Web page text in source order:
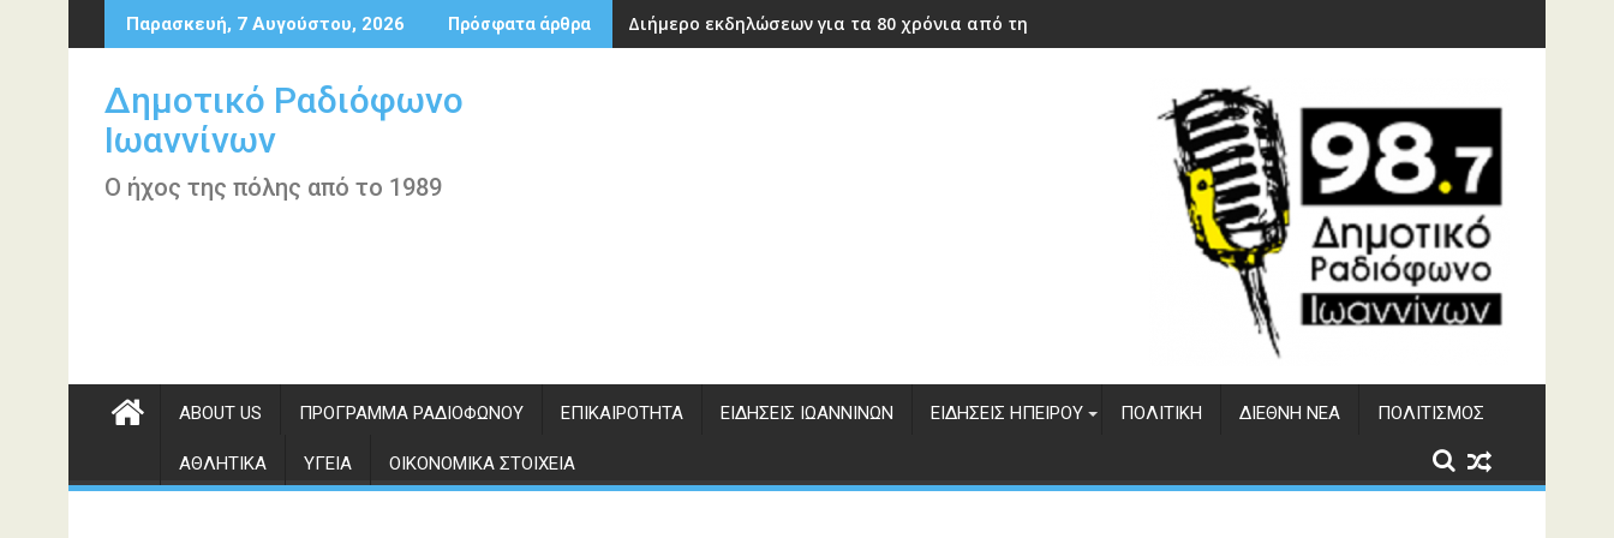
Περάστε
στο
Παρασκευή, 7 Αυγούστου, 2026 Πρόσφατα άρθρα Διήμερο εκδηλώσεων για τα 80 χρόνια από την ίδρυση του ΔΣΕ
Δημοτικό Ραδιόφωνο
Ιωαννίνων
Ο ήχος της πόλης από το 1989
ABOUT US ΠΡΌΓΡΑΜΜΑ ΡΑΔΙΟΦΏΝΟΥ ΕΠΙΚΑΙΡΌΤΗΤΑ ΕΙΔΉΣΕΙΣ ΙΩΑΝΝΊΝΩΝ ΕΙΔΉΣΕΙΣ ΗΠΕΊΡΟΥ ΠΟΛΙΤΙΚΉ ΔΙΕΘΝΉ ΝΈΑ ΠΟΛΙΤΙΣΜΌΣ
ΑΘΛΗΤΙΚΆ ΥΓΕΊΑ ΟΙΚΟΝΟΜΙΚΆ ΣΤΟΙΧΕΊΑ